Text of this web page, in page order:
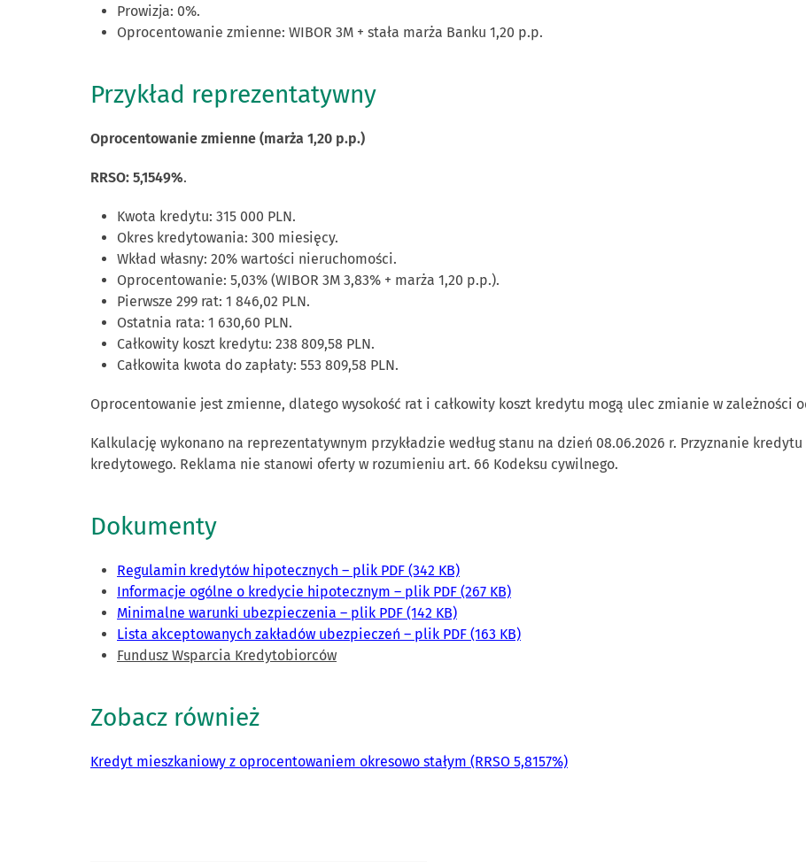
Prowizja: 0%.
Oprocentowanie zmienne: WIBOR 3M + stała marża Banku 1,20 p.p.
Przykład reprezentatywny
Oprocentowanie zmienne (marża 1,20 p.p.)
RRSO: 5,1549%.
Kwota kredytu: 315 000 PLN.
Okres kredytowania: 300 miesięcy.
Wkład własny: 20% wartości nieruchomości.
Oprocentowanie: 5,03% (WIBOR 3M 3,83% + marża 1,20 p.p.).
Pierwsze 299 rat: 1 846,02 PLN.
Ostatnia rata: 1 630,60 PLN.
Całkowity koszt kredytu: 238 809,58 PLN.
Całkowita kwota do zapłaty: 553 809,58 PLN.
Oprocentowanie jest zmienne, dlatego wysokość rat i całkowity koszt kredytu mogą ulec zmianie w zależności
Kalkulację wykonano na reprezentatywnym przykładzie według stanu na dzień 08.06.2026 r. Przyznanie
kredytowego. Reklama nie stanowi oferty w rozumieniu art. 66 Kodeksu cywilnego.
Dokumenty
Regulamin kredytów hipotecznych – plik PDF (342 KB)
Informacje ogólne o kredycie hipotecznym – plik PDF (267 KB)
Minimalne warunki ubezpieczenia – plik PDF (142 KB)
Lista akceptowanych zakładów ubezpieczeń – plik PDF (163 KB)
Fundusz Wsparcia Kredytobiorców
Zobacz również
Kredyt mieszkaniowy z oprocentowaniem okresowo stałym (RRSO 5,8157%)